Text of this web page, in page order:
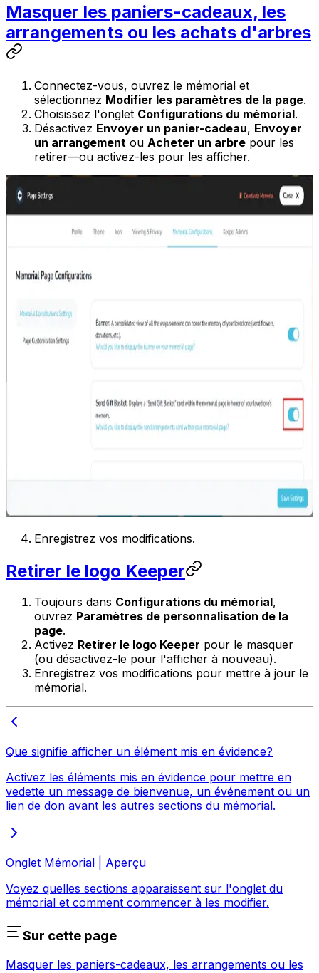
Masquer les paniers-cadeaux, les
arrangements ou les achats d'arbres
Connectez-vous, ouvrez le mémorial et
sélectionnez Modifier les paramètres de la page.
Choisissez l'onglet Configurations du mémorial.
Désactivez Envoyer un panier-cadeau, Envoyer
un arrangement ou Acheter un arbre pour les
retirer—ou activez-les pour les afficher.
Enregistrez vos modifications.
Retirer le logo Keeper
Toujours dans Configurations du mémorial,
ouvrez Paramètres de personnalisation de la
page.
Activez Retirer le logo Keeper pour le masquer
(ou désactivez-le pour l'afficher à nouveau).
Enregistrez vos modifications pour mettre à jour le
mémorial.
Que signifie afficher un élément mis en évidence?
Activez les éléments mis en évidence pour mettre en
vedette un message de bienvenue, un événement ou un
lien de don avant les autres sections du mémorial.
Onglet Mémorial | Aperçu
Voyez quelles sections apparaissent sur l'onglet du
mémorial et comment commencer à les modifier.
Sur cette page
Masquer les paniers-cadeaux, les arrangements ou les